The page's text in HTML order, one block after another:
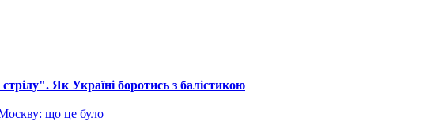
Як Україні боротись з балістикою
що це було